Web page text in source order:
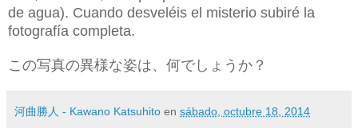
de agua). Cuando desveléis el misterio subiré la
fotografía completa.
この写真の異様な姿は、何でしょうか？
河曲勝人 - Kawano Katsuhito en sábado, octubre 18, 2014